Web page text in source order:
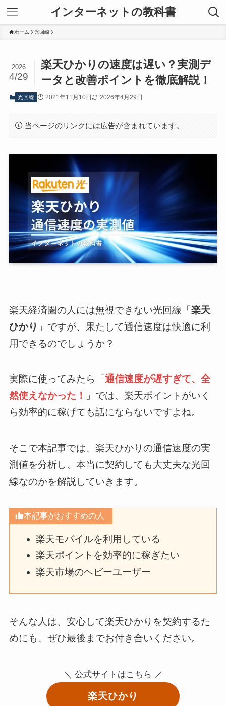
インターネットの教科書
ホーム 光回線
楽天ひかりの速度は遅い？実測デ
ータと改善ポイントを徹底解説！
2026
4/29
光回線 2021年11月10日 2026年4月29日
当ページのリンクには広告が含まれています。
楽天経済圏の人には無視できない光回線「楽天
ひかり 」ですが、果たして通信速度は快適に利
用できるのでしょうか？
実際に使ってみたら「 通信速度が遅すぎて、全
然使えなかった！
」では、楽天ポイントがいく
ら効率的に稼げても話にならないですよね。
そこで本記事では、楽天ひかりの通信速度の実
測値を分析し、本当に契約しても大丈夫な光回
線なのかを解説していきます。
本記事がおすすめの人
楽天モバイルを利用している
楽天ポイントを効率的に稼ぎたい
楽天市場のヘビーユーザー
そんな人は、安心して楽天ひかりを契約するた
めにも、ぜひ最後までお付き合いください。
＼ 公式サイトはこちら ／
楽天ひかり